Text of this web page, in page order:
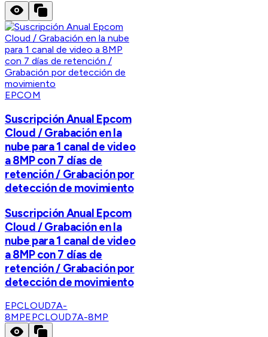
EPCOM
Suscripción Anual Epcom
Cloud / Grabación en la
nube para 1 canal de video
a 8MP con 7 días de
retención / Grabación por
detección de movimiento
Suscripción Anual Epcom
Cloud / Grabación en la
nube para 1 canal de video
a 8MP con 7 días de
retención / Grabación por
detección de movimiento
EPCLOUD7A-
8MPEPCLOUD7A-8MP